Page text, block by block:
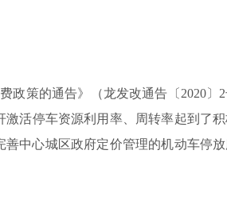
政策的通告》（龙发改通告〔 2020〕
活停车资源利用率、周转率起到了积
中心城区政府定价管理的机动车停